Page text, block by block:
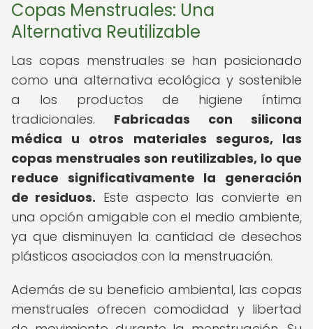
Copas Menstruales: Una
Alternativa Reutilizable
Las copas menstruales se han posicionado
como una alternativa ecológica y sostenible
a los productos de higiene íntima
tradicionales. Fabricadas con silicona
médica u otros materiales seguros, las
copas menstruales son reutilizables, lo que
reduce significativamente la generación
de residuos. Este aspecto las convierte en
una opción amigable con el medio ambiente,
ya que disminuyen la cantidad de desechos
plásticos asociados con la menstruación.
Además de su beneficio ambiental, las copas
menstruales ofrecen comodidad y libertad